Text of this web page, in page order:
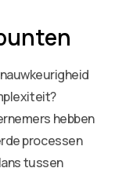
hebben
processen
tussen